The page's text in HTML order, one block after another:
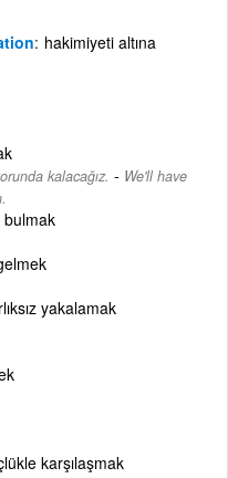
hakimiyeti altına
kalacağız. - We'll have
yakalamak
karşılaşmak